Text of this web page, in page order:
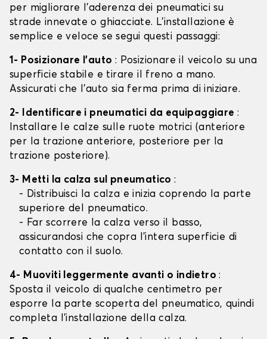
per migliorare l'aderenza dei pneumatici su
strade innevate o ghiacciate. L'installazione è
semplice e veloce se segui questi passaggi:
1- Posizionare l'auto : Posizionare il veicolo su una
superficie stabile e tirare il freno a mano.
Assicurati che l'auto sia ferma prima di iniziare.
2- Identificare i pneumatici da equipaggiare :
Installare le calze sulle ruote motrici (anteriore
per la trazione anteriore, posteriore per la
trazione posteriore).
3- Metti la calza sul pneumatico:
- Distribuisci la calza e inizia coprendo la parte
superiore del pneumatico.
- Far scorrere la calza verso il basso,
assicurandosi che copra l'intera superficie di
contatto con il suolo.
4- Muoviti leggermente avanti o indietro:
Sposta il veicolo di qualche centimetro per
esporre la parte scoperta del pneumatico, quindi
completa l'installazione della calza.